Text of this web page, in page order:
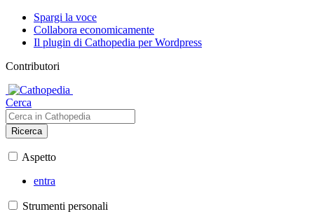
Spargi la voce
Collabora economicamente
Il plugin di Cathopedia per Wordpress
Contributori
Cerca
Ricerca
Aspetto
entra
Strumenti personali